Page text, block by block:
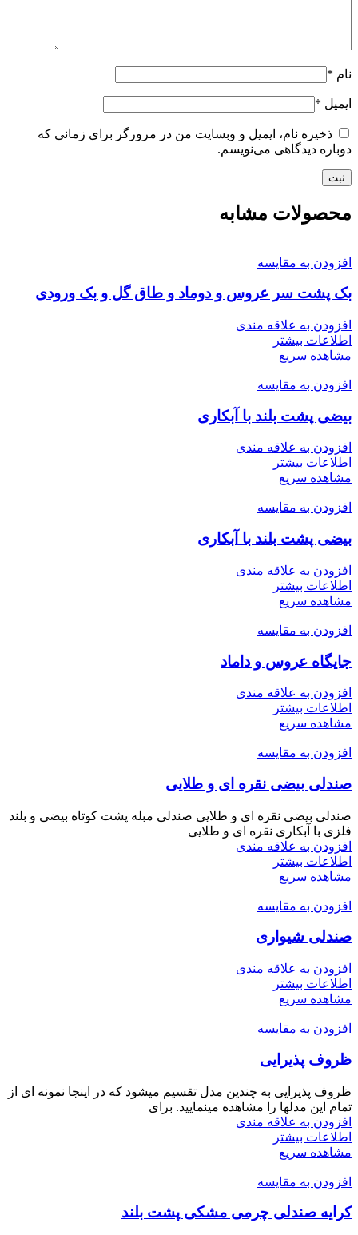
نام *
ایمیل *
ذخیره نام، ایمیل و وبسایت من در مرورگر برای زمانی که
دوباره دیدگاهی می‌نویسم.
محصولات مشابه
افزودن به مقایسه
بک پشت سر عروس و دوماد و طاق گل و بک ورودی
افزودن به علاقه مندی
اطلاعات بیشتر
مشاهده سریع
افزودن به مقایسه
بیضی پشت بلند با آبکاری
افزودن به علاقه مندی
اطلاعات بیشتر
مشاهده سریع
افزودن به مقایسه
بیضی پشت بلند با آبکاری
افزودن به علاقه مندی
اطلاعات بیشتر
مشاهده سریع
افزودن به مقایسه
جایگاه عروس و داماد
افزودن به علاقه مندی
اطلاعات بیشتر
مشاهده سریع
افزودن به مقایسه
صندلی بیضی نقره ای و طلایی
صندلی بیضی نقره ای و طلایی صندلی مبله پشت کوتاه بیضی و بلند
فلزی با آبکاری نقره ای و طلایی
افزودن به علاقه مندی
اطلاعات بیشتر
مشاهده سریع
افزودن به مقایسه
صندلی شیواری
افزودن به علاقه مندی
اطلاعات بیشتر
مشاهده سریع
افزودن به مقایسه
ظروف پذیرایی
ظروف پذیرایی به چندین مدل تقسیم میشود که در اینجا نمونه ای از
تمام این مدلها را مشاهده مینمایید. برای
افزودن به علاقه مندی
اطلاعات بیشتر
مشاهده سریع
افزودن به مقایسه
کرایه صندلی چرمی مشکی پشت بلند